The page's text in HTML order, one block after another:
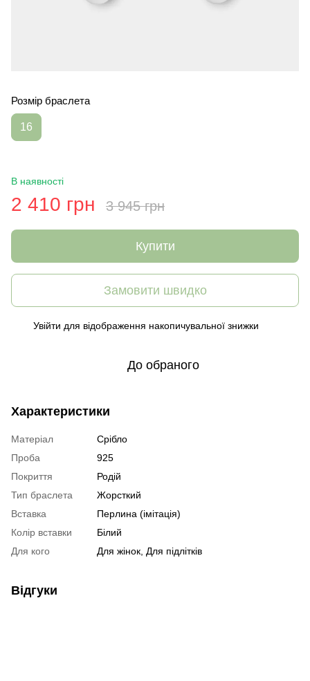
Розмір браслета
16
В наявності
2 410 грн 3 945 грн
Купити
Замовити швидко
Увійти для відображення накопичувальної знижки
До обраного
Характеристики
Матеріал
Срібло
Проба
925
Покриття
Родій
Тип браслета
Жорсткий
Вставка
Перлина (імітація)
Колір вставки
Білий
Для кого
Для жінок, Для підлітків
Відгуки